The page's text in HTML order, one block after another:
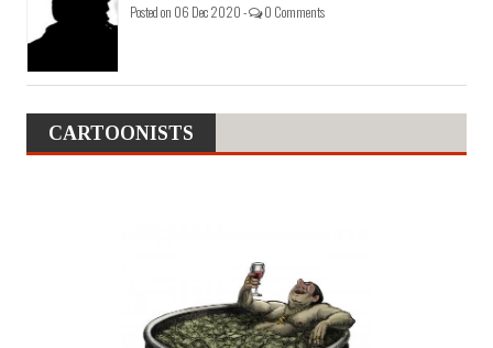
Posted on 06 Dec 2020 - 0 Comments
CARTOONISTS